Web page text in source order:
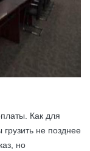
Как для
не позднее
но